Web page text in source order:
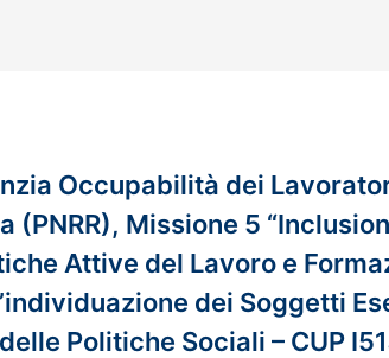
Occupabilità dei
Missione 5
Attive del Lavoro e
dei Soggetti
Politiche Sociali – CUP